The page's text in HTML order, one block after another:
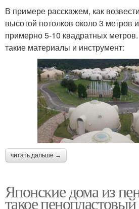
В примере расскажем, как
высотой потолков около 3
примерно 5-10 квадратных
такие материалы и инструмент:
читать дальше →
Японские дома из
такое